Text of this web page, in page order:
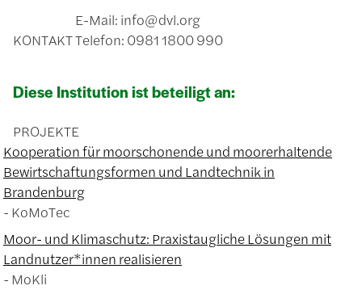
KONTAKT
E-Mail: info@dvl.org
Telefon: 0981 1800 990
Diese Institution ist beteiligt an:
PROJEKTE
Kooperation für moorschonende und moorerhaltende
Bewirtschaftungsformen und Landtechnik in
Brandenburg
KoMoTec
Moor- und Klimaschutz: Praxistaugliche Lösungen mit
Landnutzer*innen realisieren
MoKli